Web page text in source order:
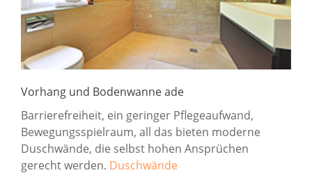
Vorhang und Bodenwanne ade
Barrierefreiheit, ein geringer Pflegeaufwand,
Bewegungsspielraum, all das bieten moderne
Duschwände, die selbst hohen Ansprüchen
gerecht werden. Duschwände